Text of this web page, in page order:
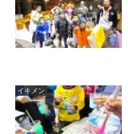
イキメン